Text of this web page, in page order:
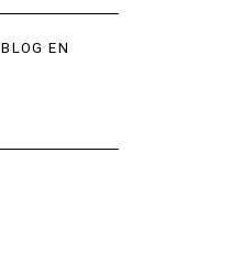
BLOG EN